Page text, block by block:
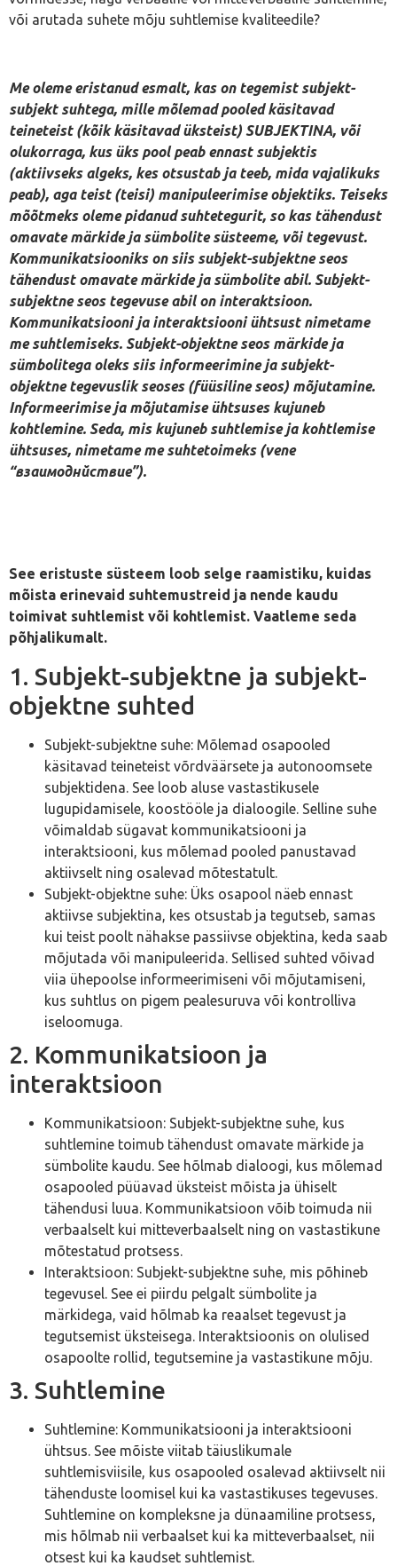
või arutada suhete mõju suhtlemise kvaliteedile?
Me oleme eristanud esmalt, kas on tegemist subjekt-
subjekt suhtega, mille mõlemad pooled käsitavad
teineteist (kõik käsitavad üksteist) SUBJEKTINA, või
olukorraga, kus üks pool peab ennast subjektis
(aktiivseks algeks, kes otsustab ja teeb, mida vajalikuks
peab), aga teist (teisi) manipuleerimise objektiks. Teiseks
mõõtmeks oleme pidanud suhtetegurit, so kas tähendust
omavate märkide ja sümbolite süsteeme, või tegevust.
Kommunikatsiooniks on siis subjekt-subjektne seos
tähendust omavate märkide ja sümbolite abil. Subjekt-
subjektne seos tegevuse abil on interaktsioon.
Kommunikatsiooni ja interaktsiooni ühtsust nimetame
me suhtlemiseks. Subjekt-objektne seos märkide ja
sümbolitega oleks siis informeerimine ja subjekt-
objektne tegevuslik seoses (füüsiline seos) mõjutamine.
Informeerimise ja mõjutamise ühtsuses kujuneb
kohtlemine. Seda, mis kujuneb suhtlemise ja kohtlemise
ühtsuses, nimetame me suhtetoimeks (vene
“взаимоднйствие”).
See eristuste süsteem loob selge raamistiku, kuidas
mõista erinevaid suhtemustreid ja nende kaudu
toimivat suhtlemist või kohtlemist. Vaatleme seda
põhjalikumalt.
1. Subjekt-subjektne ja subjekt-
objektne suhted
Subjekt-subjektne suhe: Mõlemad osapooled
käsitavad teineteist võrdväärsete ja autonoomsete
subjektidena. See loob aluse vastastikusele
lugupidamisele, koostööle ja dialoogile. Selline suhe
võimaldab sügavat kommunikatsiooni ja
interaktsiooni, kus mõlemad pooled panustavad
aktiivselt ning osalevad mõtestatult.
Subjekt-objektne suhe: Üks osapool näeb ennast
aktiivse subjektina, kes otsustab ja tegutseb, samas
kui teist poolt nähakse passiivse objektina, keda saab
mõjutada või manipuleerida. Sellised suhted võivad
viia ühepoolse informeerimiseni või mõjutamiseni,
kus suhtlus on pigem pealesuruva või kontrolliva
iseloomuga.
2. Kommunikatsioon ja
interaktsioon
Kommunikatsioon: Subjekt-subjektne suhe, kus
suhtlemine toimub tähendust omavate märkide ja
sümbolite kaudu. See hõlmab dialoogi, kus mõlemad
osapooled püüavad üksteist mõista ja ühiselt
tähendusi luua. Kommunikatsioon võib toimuda nii
verbaalselt kui mitteverbaalselt ning on vastastikune
mõtestatud protsess.
Interaktsioon: Subjekt-subjektne suhe, mis põhineb
tegevusel. See ei piirdu pelgalt sümbolite ja
märkidega, vaid hõlmab ka reaalset tegevust ja
tegutsemist üksteisega. Interaktsioonis on olulised
osapoolte rollid, tegutsemine ja vastastikune mõju.
3. Suhtlemine
Suhtlemine: Kommunikatsiooni ja interaktsiooni
ühtsus. See mõiste viitab täiuslikumale
suhtlemisviisile, kus osapooled osalevad aktiivselt nii
tähenduste loomisel kui ka vastastikuses tegevuses.
Suhtlemine on kompleksne ja dünaamiline protsess,
mis hõlmab nii verbaalset kui ka mitteverbaalset, nii
otsest kui ka kaudset suhtlemist.